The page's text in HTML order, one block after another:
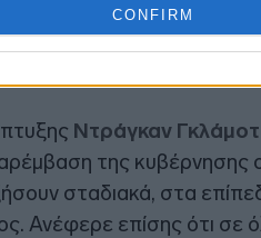
CONFIRM
Ντράγκαν
της κυβέρνησης
σταδιακά, στα
Ανέφερε επίσης ότι σε